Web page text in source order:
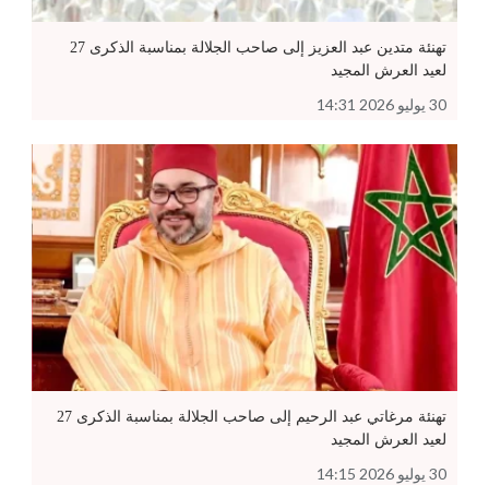
تهنئة متدين عبد العزيز إلى صاحب الجلالة بمناسبة الذكرى 27
لعيد العرش المجيد
30 يوليو 2026 14:31
تهنئة مرغاتي عبد الرحيم إلى صاحب الجلالة بمناسبة الذكرى 27
لعيد العرش المجيد
30 يوليو 2026 14:15